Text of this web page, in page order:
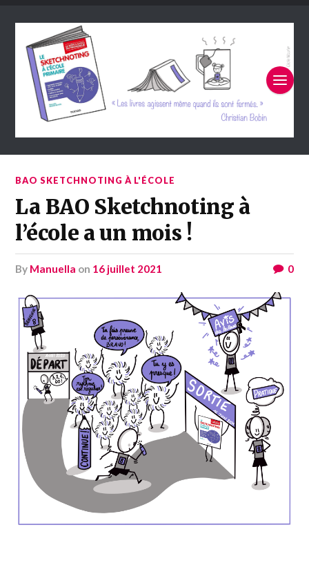
BAO SKETCHNOTING À L'ÉCOLE
La BAO Sketchnoting à
l’école a un mois !
by Manuella on 16 juillet 2021 0